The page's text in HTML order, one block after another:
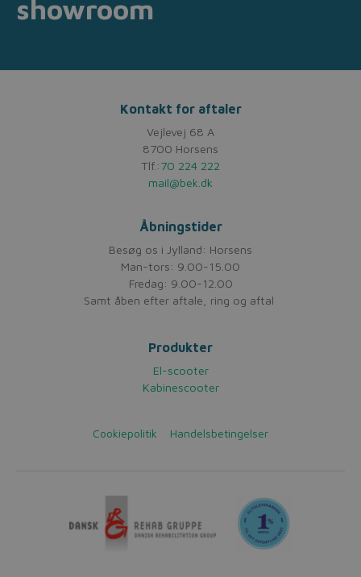
showroom
Kontakt for aftaler
Vejlevej 68 A
8700 Horsens
Tlf.:70 224 222
mail@bek.dk
Åbningstider
Besøg os i Jylland: Horsens
Man-tors: 9.00-15.00
Fredag: 9.00-12.00
Samt åben efter aftale, ring og aftal
Produkter
El-scooter
Kabinescooter
Cookiepolitik Handelsbetingelser